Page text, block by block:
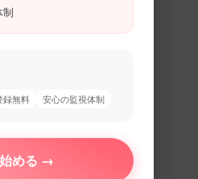
制
録無料 安心の監視体制
める →